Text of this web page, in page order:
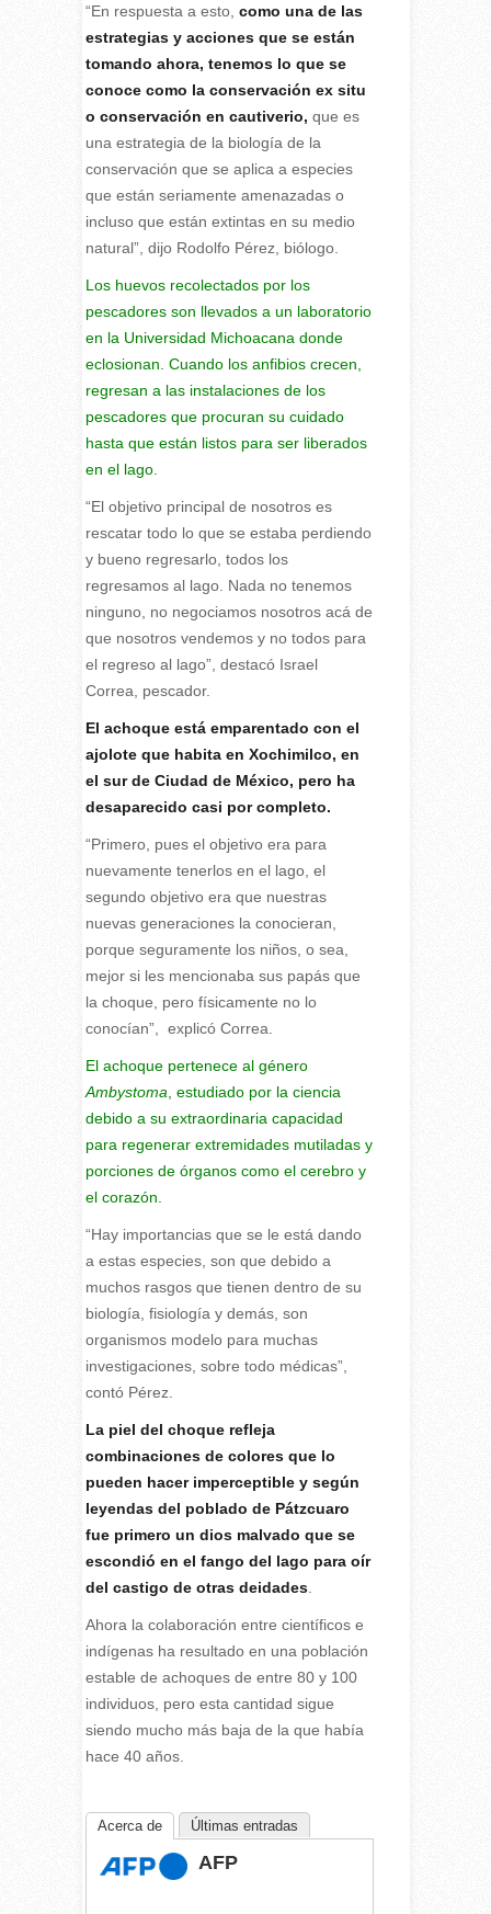
“En respuesta a esto, como una de las
estrategias y acciones que se están
tomando ahora, tenemos lo que se
conoce como la conservación ex situ
o conservación en cautiverio, que es
una estrategia de la biología de la
conservación que se aplica a especies
que están seriamente amenazadas o
incluso que están extintas en su medio
natural”, dijo Rodolfo Pérez, biólogo.
Los huevos recolectados por los
pescadores son llevados a un laboratorio
en la Universidad Michoacana donde
eclosionan. Cuando los anfibios crecen,
regresan a las instalaciones de los
pescadores que procuran su cuidado
hasta que están listos para ser liberados
en el lago.
“El objetivo principal de nosotros es
rescatar todo lo que se estaba perdiendo
y bueno regresarlo, todos los
regresamos al lago. Nada no tenemos
ninguno, no negociamos nosotros acá de
que nosotros vendemos y no todos para
el regreso al lago”, destacó Israel
Correa, pescador.
El achoque está emparentado con el
ajolote que habita en Xochimilco, en
el sur de Ciudad de México, pero ha
desaparecido casi por completo.
“Primero, pues el objetivo era para
nuevamente tenerlos en el lago, el
segundo objetivo era que nuestras
nuevas generaciones la conocieran,
porque seguramente los niños, o sea,
mejor si les mencionaba sus papás que
la choque, pero físicamente no lo
conocían”, explicó Correa.
El achoque pertenece al género
Ambystoma , estudiado por la ciencia
debido a su extraordinaria capacidad
para regenerar extremidades mutiladas y
porciones de órganos como el cerebro y
el corazón.
“Hay importancias que se le está dando
a estas especies, son que debido a
muchos rasgos que tienen dentro de su
biología, fisiología y demás, son
organismos modelo para muchas
investigaciones, sobre todo médicas”,
contó Pérez.
La piel del choque refleja
combinaciones de colores que lo
pueden hacer imperceptible y según
leyendas del poblado de Pátzcuaro
fue primero un dios malvado que se
escondió en el fango del lago para oír
del castigo de otras deidades.
Ahora la colaboración entre científicos e
indígenas ha resultado en una población
estable de achoques de entre 80 y 100
individuos, pero esta cantidad sigue
siendo mucho más baja de la que había
hace 40 años.
Acerca de Últimas entradas
AFP